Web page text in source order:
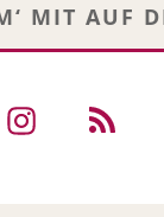
MIT AUF